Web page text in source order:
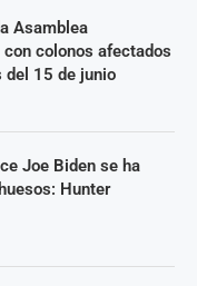
Asamblea
colonos afectados
del 15 de junio
Joe Biden se ha
Hunter